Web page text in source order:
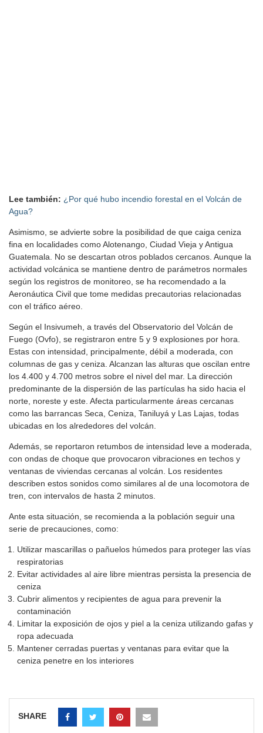
Lee también: ¿Por qué hubo incendio forestal en el Volcán de
Agua?
Asimismo, se advierte sobre la posibilidad de que caiga ceniza
fina en localidades como Alotenango, Ciudad Vieja y Antigua
Guatemala. No se descartan otros poblados cercanos. Aunque la
actividad volcánica se mantiene dentro de parámetros normales
según los registros de monitoreo, se ha recomendado a la
Aeronáutica Civil que tome medidas precautorias relacionadas
con el tráfico aéreo.
Según el Insivumeh, a través del Observatorio del Volcán de
Fuego (Ovfo), se registraron entre 5 y 9 explosiones por hora.
Estas con intensidad, principalmente, débil a moderada, con
columnas de gas y ceniza. Alcanzan las alturas que oscilan entre
los 4.400 y 4.700 metros sobre el nivel del mar. La dirección
predominante de la dispersión de las partículas ha sido hacia el
norte, noreste y este. Afecta particularmente áreas cercanas
como las barrancas Seca, Ceniza, Taniluyá y Las Lajas, todas
ubicadas en los alrededores del volcán.
Además, se reportaron retumbos de intensidad leve a moderada,
con ondas de choque que provocaron vibraciones en techos y
ventanas de viviendas cercanas al volcán. Los residentes
describen estos sonidos como similares al de una locomotora de
tren, con intervalos de hasta 2 minutos.
Ante esta situación, se recomienda a la población seguir una
serie de precauciones, como:
Utilizar mascarillas o pañuelos húmedos para proteger las vías
respiratorias
Evitar actividades al aire libre mientras persista la presencia de
ceniza
Cubrir alimentos y recipientes de agua para prevenir la
contaminación
Limitar la exposición de ojos y piel a la ceniza utilizando gafas y
ropa adecuada
Mantener cerradas puertas y ventanas para evitar que la
ceniza penetre en los interiores
SHARE